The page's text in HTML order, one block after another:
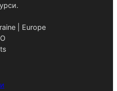
| Europe